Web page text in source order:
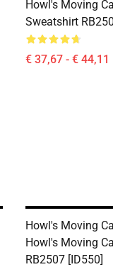
Howl's Moving
Sweatshirt
€ 37,67 - € 44,11
Howl's Moving
Howl's Moving
RB2507 [ID550]